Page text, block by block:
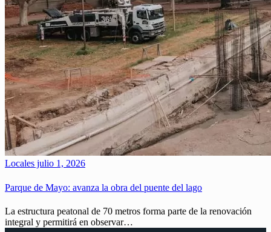
Locales julio 1, 2026
Parque de Mayo: avanza la obra del puente del lago
La estructura peatonal de 70 metros forma parte de la renovación
integral y permitirá en observar…